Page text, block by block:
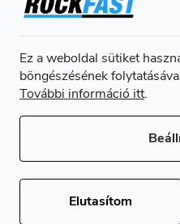
Ez a weboldal sütiket
böngészésének
További információ itt.
Elutasítom
Információ az Ön számára
Online fizetési
Shoptet
Copyright 2026Rockfast.hu.